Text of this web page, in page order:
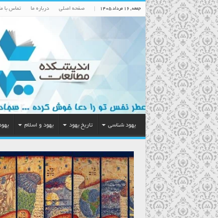
جمعه , ۱۶ مرداد ۱۴۰۵ صفحه اصلی درباره ما تماس با
یهود شناسی تاریخ یهود یهود و اسلام